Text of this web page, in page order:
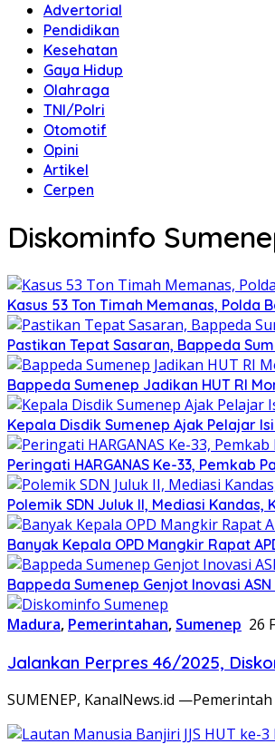
Advertorial
Pendidikan
Kesehatan
Gaya Hidup
Olahraga
TNI/Polri
Otomotif
Opini
Artikel
Cerpen
Diskominfo
Kasus 53 Ton Timah Memanas, Polda
Pastikan Tepat Sasaran, Bappeda
Bappeda Sumenep Jadikan HUT RI
Kepala Disdik Sumenep Ajak Pelajar
Peringati HARGANAS Ke-33, Pemkab
Polemik SDN Juluk II, Mediasi
Banyak Kepala OPD Mangkir Rapat
Bappeda Sumenep Genjot Inovasi
Madura, Pemerintahan, Sumenep 26
Jalankan Perpres 46/2025,
SUMENEP, KanalNews.id